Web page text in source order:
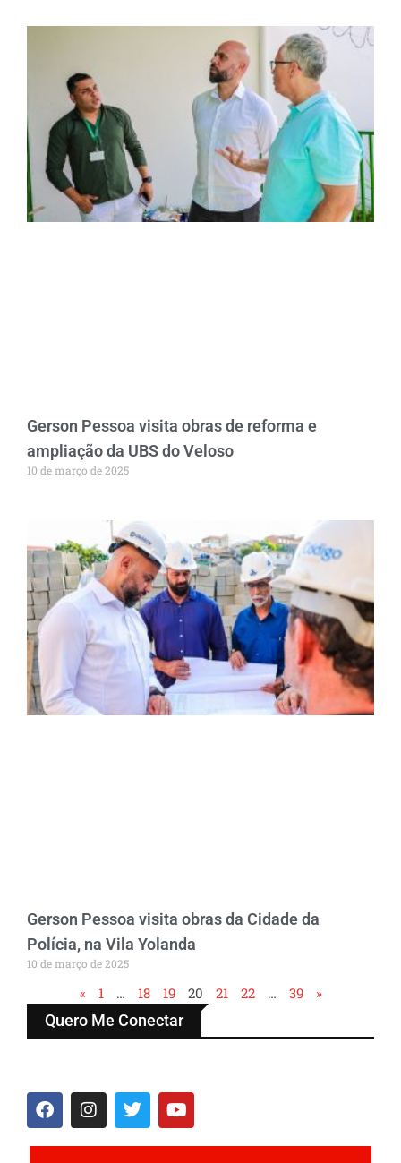
Gerson Pessoa visita obras de reforma e
ampliação da UBS do Veloso
10 de março de 2025
Gerson Pessoa visita obras da Cidade da
Polícia, na Vila Yolanda
10 de março de 2025
« 1 … 18 19 20 21 22 … 39 »
Quero Me Conectar